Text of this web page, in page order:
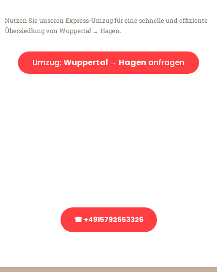
Nutzen Sie unseren Express-Umzug für eine schnelle und effiziente
Übersiedlung von Wuppertal → Hagen.
Umzug: Wuppertal → Hagen anfragen
☎ +4915792653326